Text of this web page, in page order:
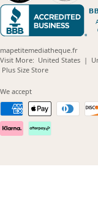
mapetitemediatheque.fr
Visit More: United States |
Plus Size Store(opens
We accept